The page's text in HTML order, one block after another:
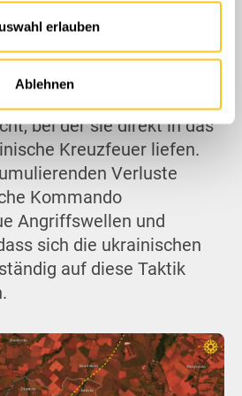
möglicherweise mit
die Sie ihnen bereitgestellt
Ihrer Nutzung der Dienste
erlauben
Ablehnen
Die russischen
jegliches
und gerieten nach
durch dieselbe
bei der sie direkt in das
Kreuzfeuer liefen.
Verluste
Kommando
Angriffswellen und
sich die ukrainischen
auf diese Taktik